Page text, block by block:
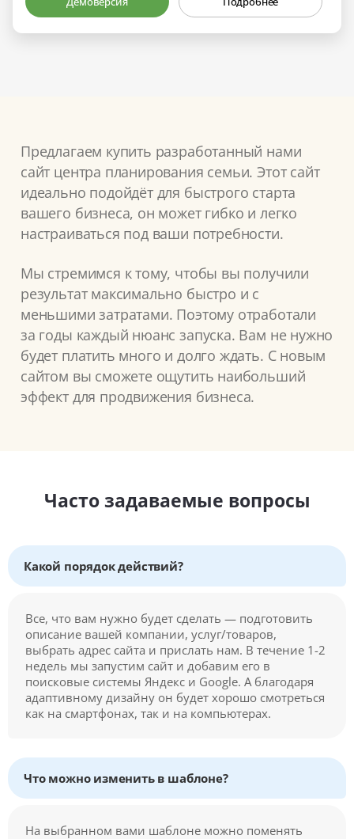
Предлагаем купить разработанный нами
сайт центра планирования семьи. Этот сайт
идеально подойдёт для быстрого старта
вашего бизнеса, он может гибко и легко
настраиваться под ваши потребности.
Мы стремимся к тому, чтобы вы получили
результат максимально быстро и с
меньшими затратами. Поэтому отработали
за годы каждый нюанс запуска. Вам не нужно
будет платить много и долго ждать. С новым
сайтом вы сможете ощутить наибольший
эффект для продвижения бизнеса.
Часто задаваемые вопросы
Какой порядок действий?
Все, что вам нужно будет сделать — подготовить
описание вашей компании, услуг/товаров,
выбрать адрес сайта и прислать нам. В течение 1-2
недель мы запустим сайт и добавим его в
поисковые системы Яндекс и Google. А благодаря
адаптивному дизайну он будет хорошо смотреться
как на смартфонах, так и на компьютерах.
Что можно изменить в шаблоне?
На выбранном вами шаблоне можно поменять